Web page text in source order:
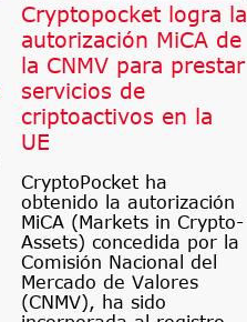
Cryptopocket logra la
autorización MiCA de
la CNMV para prestar
servicios de
criptoactivos en la
UE
CryptoPocket ha
obtenido la autorización
MiCA (Markets in Crypto-
Assets) concedida por la
Comisión Nacional del
Mercado de Valores
(CNMV), ha sido